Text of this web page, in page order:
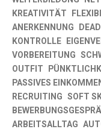
KREATIVITÄT
ANERKENNUNG
KONTROLLE
VORBEREITUNG
OUTFIT
PASSIVES
RECRUITING SOFT
ARBEITSALLTAG